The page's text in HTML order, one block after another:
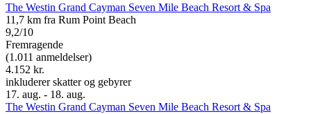
The Westin Grand Cayman Seven Mile Beach Resort & Spa
11,7 km fra Rum Point Beach
9,2/10
Fremragende
(1.011 anmeldelser)
4.152 kr.
inkluderer skatter og gebyrer
17. aug. - 18. aug.
The Westin Grand Cayman Seven Mile Beach Resort & Spa